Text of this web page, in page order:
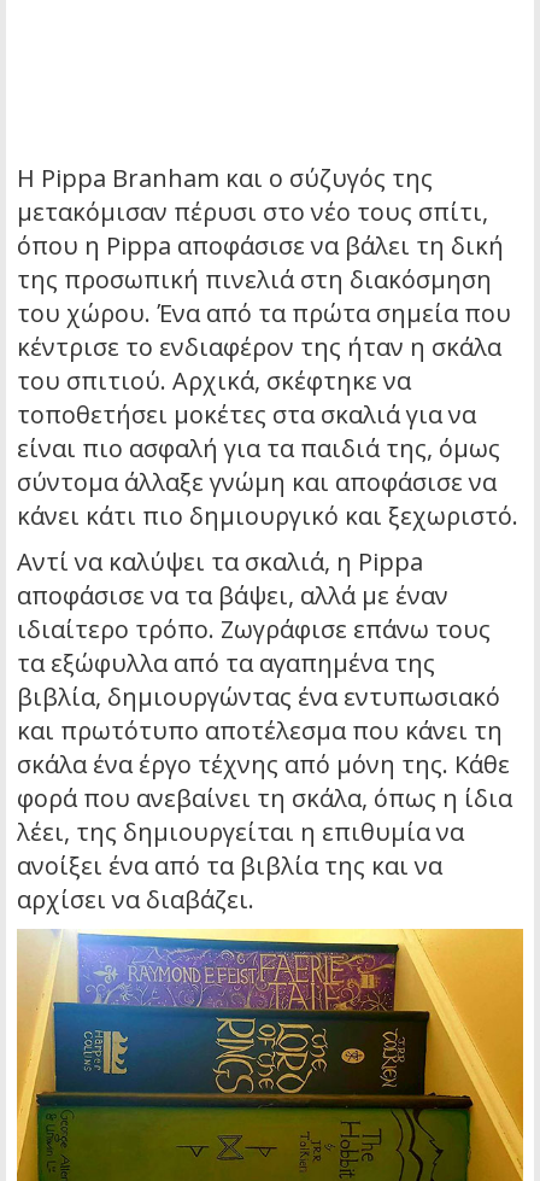
Η Pippa Branham και ο σύζυγός της
μετακόμισαν πέρυσι στο νέο τους σπίτι,
όπου η Pippa αποφάσισε να βάλει τη δική
της προσωπική πινελιά στη διακόσμηση
του χώρου. Ένα από τα πρώτα σημεία που
κέντρισε το ενδιαφέρον της ήταν η σκάλα
του σπιτιού. Αρχικά, σκέφτηκε να
τοποθετήσει μοκέτες στα σκαλιά για να
είναι πιο ασφαλή για τα παιδιά της, όμως
σύντομα άλλαξε γνώμη και αποφάσισε να
κάνει κάτι πιο δημιουργικό και ξεχωριστό.
Αντί να καλύψει τα σκαλιά, η Pippa
αποφάσισε να τα βάψει, αλλά με έναν
ιδιαίτερο τρόπο. Ζωγράφισε επάνω τους
τα εξώφυλλα από τα αγαπημένα της
βιβλία, δημιουργώντας ένα εντυπωσιακό
και πρωτότυπο αποτέλεσμα που κάνει τη
σκάλα ένα έργο τέχνης από μόνη της. Κάθε
φορά που ανεβαίνει τη σκάλα, όπως η ίδια
λέει, της δημιουργείται η επιθυμία να
ανοίξει ένα από τα βιβλία της και να
αρχίσει να διαβάζει.